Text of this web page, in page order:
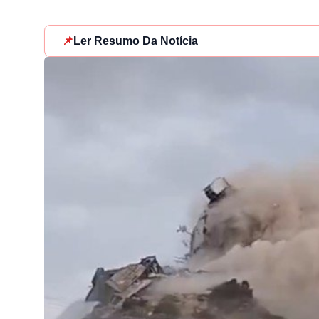
📌 Ler Resumo Da Notícia